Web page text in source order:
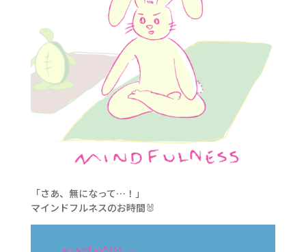
「さあ、無になって…！」
マインドフルネスのお時間🐰